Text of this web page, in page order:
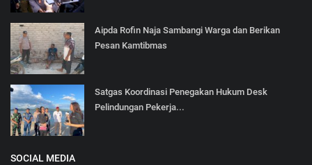
Aipda Rofin Naja Sambangi Warga dan Berikan
Pesan Kamtibmas
Satgas Koordinasi Penegakan Hukum Desk
Pelindungan Pekerja...
SOCIAL MEDIA